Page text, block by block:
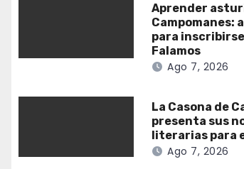
Aprender
Campomanes:
para
Falamos
Ago 7, 2026
La Casona de
presenta sus
literarias para
Ago 7, 2026